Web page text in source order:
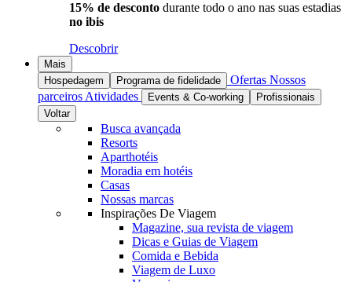
15% de desconto durante todo o ano nas suas estadias
no ibis
Descobrir
Mais
Hospedagem
Programa de fidelidade Ofertas Nossos
parceiros Atividades Events & Co-working
Profissionais
Voltar
Busca avançada
Resorts
Aparthotéis
Moradia em hotéis
Casas
Nossas marcas
Inspirações De Viagem
Magazine, sua revista de viagem
Dicas e Guias de Viagem
Comida e Bebida
Viagem de Luxo